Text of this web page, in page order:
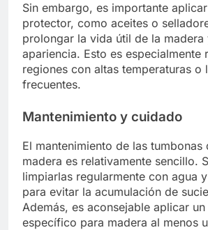
Sin embargo, es importante
protector, como aceites o
prolongar la vida útil de la madera
apariencia. Esto es especialmente
regiones con altas temperaturas o
frecuentes.
Mantenimiento y cuidado
El mantenimiento de las tumbonas
madera es relativamente sencillo.
limpiarlas regularmente con agua
para evitar la acumulación de
Además, es aconsejable aplicar
específico para madera al menos